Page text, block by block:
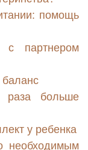
помощь
с партнером
баланс
раза больше
у ребенка
необходимым